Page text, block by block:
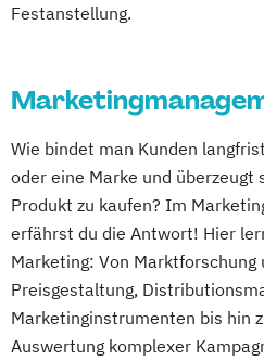
Festanstellung.
Wie bindet man Kunden
oder eine Marke und überzeugt
Produkt zu kaufen? Im
erfährst du die Antwort! Hier
Marketing: Von
Preisgestaltung,
Marketinginstrumenten bis hin
Auswertung komplexer